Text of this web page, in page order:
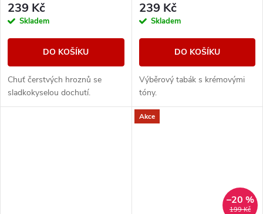
239 Kč
Skladem
DO KOŠÍKU
Chuť čerstvých hroznů se
sladkokyselou dochutí.
239 Kč
Skladem
DO KOŠÍKU
Výběrový tabák s krémovými
tóny.
Akce
199 Kč
–20 %